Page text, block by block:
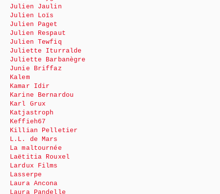
Julien Jaulin
Julien Loïs
Julien Paget
Julien Respaut
Julien Tewfiq
Juliette Iturralde
Juliette Barbanègre
Junie Briffaz
Kalem
Kamar Idir
Karine Bernardou
Karl Grux
Katjastroph
Keffieh67
Killian Pelletier
L.L. de Mars
La maltournée
Laëtitia Rouxel
Lardux Films
Lasserpe
Laura Ancona
Laura Pandelle